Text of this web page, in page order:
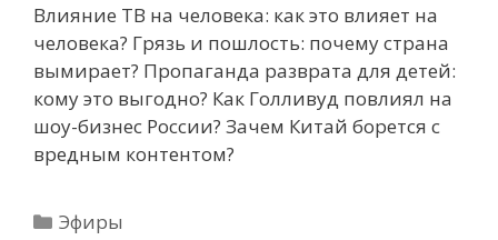
Влияние ТВ на человека: как это влияет на
человека? Грязь и пошлость: почему страна
вымирает? Пропаганда разврата для детей:
кому это выгодно? Как Голливуд повлиял на
шоу-бизнес России? Зачем Китай борется с
вредным контентом?
Рубрики
Эфиры